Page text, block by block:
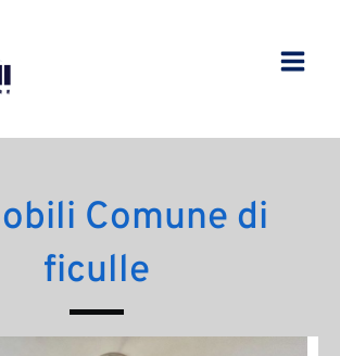
Comune di
ficulle